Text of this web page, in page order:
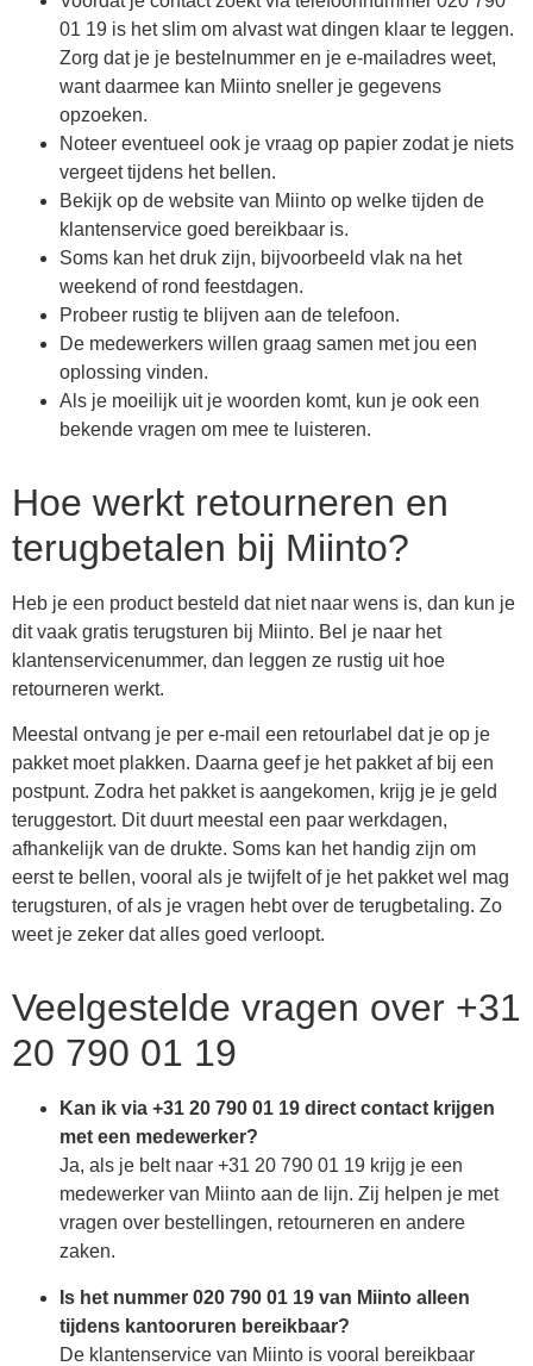
01 19 is het slim om alvast wat dingen klaar te leggen.
Zorg dat je je bestelnummer en je e-mailadres weet,
want daarmee kan Miinto sneller je gegevens
opzoeken.
Noteer eventueel ook je vraag op papier zodat je niets
vergeet tijdens het bellen.
Bekijk op de website van Miinto op welke tijden de
klantenservice goed bereikbaar is.
Soms kan het druk zijn, bijvoorbeeld vlak na het
weekend of rond feestdagen.
Probeer rustig te blijven aan de telefoon.
De medewerkers willen graag samen met jou een
oplossing vinden.
Als je moeilijk uit je woorden komt, kun je ook een
bekende vragen om mee te luisteren.
Hoe werkt retourneren en
terugbetalen bij Miinto?
Heb je een product besteld dat niet naar wens is, dan kun je
dit vaak gratis terugsturen bij Miinto. Bel je naar het
klantenservicenummer, dan leggen ze rustig uit hoe
retourneren werkt.
Meestal ontvang je per e-mail een retourlabel dat je op je
pakket moet plakken. Daarna geef je het pakket af bij een
postpunt. Zodra het pakket is aangekomen, krijg je je geld
teruggestort. Dit duurt meestal een paar werkdagen,
afhankelijk van de drukte. Soms kan het handig zijn om
eerst te bellen, vooral als je twijfelt of je het pakket wel mag
terugsturen, of als je vragen hebt over de terugbetaling. Zo
weet je zeker dat alles goed verloopt.
Veelgestelde vragen over +31
20 790 01 19
Kan ik via +31 20 790 01 19 direct contact krijgen
met een medewerker?
Ja, als je belt naar +31 20 790 01 19 krijg je een
medewerker van Miinto aan de lijn. Zij helpen je met
vragen over bestellingen, retourneren en andere
zaken.
Is het nummer 020 790 01 19 van Miinto alleen
tijdens kantooruren bereikbaar?
De klantenservice van Miinto is vooral bereikbaar